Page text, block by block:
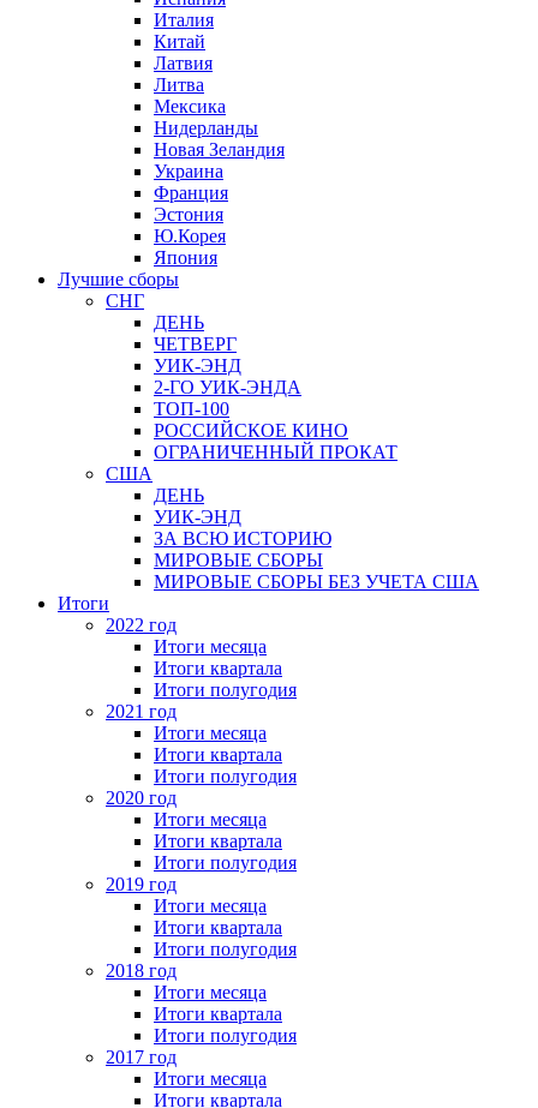
Италия
Китай
Латвия
Литва
Мексика
Нидерланды
Новая Зеландия
Украина
Франция
Эстония
Ю.Корея
Япония
Лучшие сборы
СНГ
ДЕНЬ
ЧЕТВЕРГ
УИК-ЭНД
2-ГО УИК-ЭНДА
ТОП-100
РОССИЙСКОЕ КИНО
ОГРАНИЧЕННЫЙ ПРОКАТ
США
ДЕНЬ
УИК-ЭНД
ЗА ВСЮ ИСТОРИЮ
МИРОВЫЕ СБОРЫ
МИРОВЫЕ СБОРЫ БЕЗ УЧЕТА США
Итоги
2022 год
Итоги месяца
Итоги квартала
Итоги полугодия
2021 год
Итоги месяца
Итоги квартала
Итоги полугодия
2020 год
Итоги месяца
Итоги квартала
Итоги полугодия
2019 год
Итоги месяца
Итоги квартала
Итоги полугодия
2018 год
Итоги месяца
Итоги квартала
Итоги полугодия
2017 год
Итоги месяца
Итоги квартала